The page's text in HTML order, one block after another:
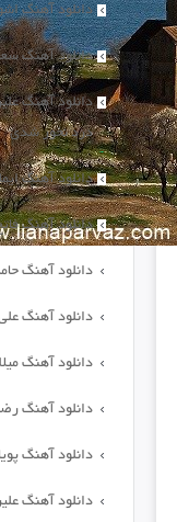
دانلود آهنگ
دانلود آهنگ
دانلود آهنگ
درد نخور شدی
دانلود آهنگ
دانلود آهنگ
دانلود آهنگ
دانلود آهنگ
دانلود آهنگ
دانلود آهنگ
دانلود آهنگ
دانلود آهنگ